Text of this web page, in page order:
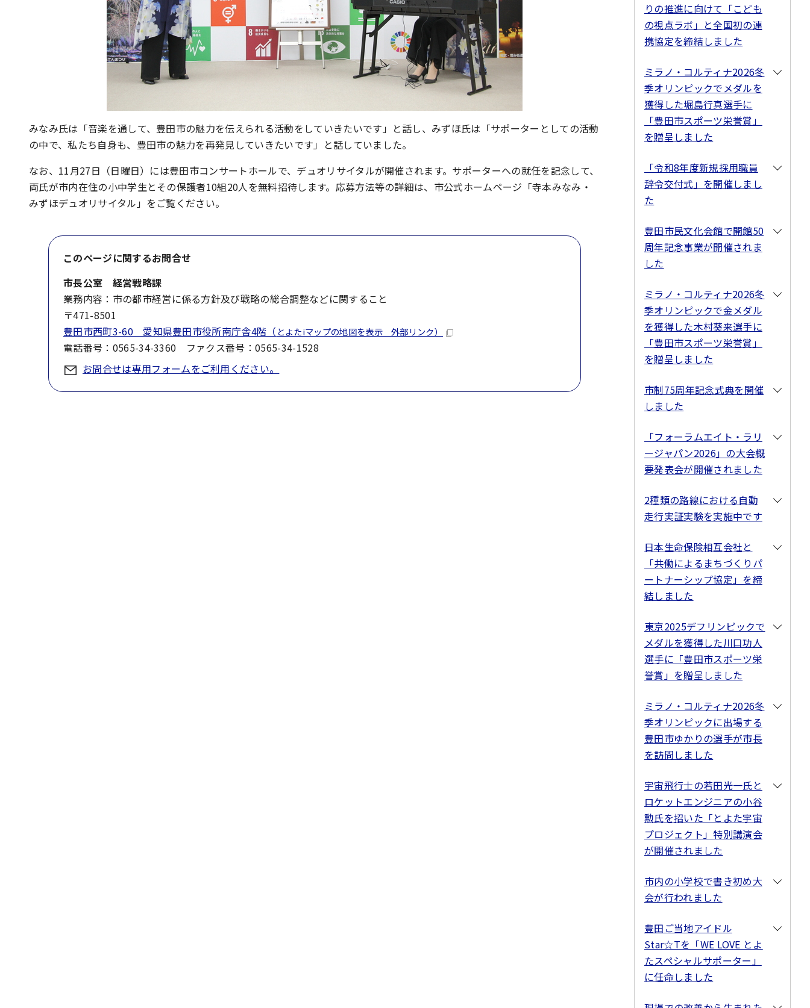
みなみ氏は「音楽を通して、豊田市の魅力を伝えられる活動をしていきたいです」と話し、みずほ氏は「サポーターとしての活動
の中で、私たち自身も、豊田市の魅力を再発見していきたいです」と話していました。
なお、11月27日（日曜日）には豊田市コンサートホールで、デュオリサイタルが開催されます。サポーターへの就任を記念して、
両氏が市内在住の小中学生とその保護者10組20人を無料招待します。応募方法等の詳細は、市公式ホームページ「寺本みなみ・
みずほデュオリサイタル」をご覧ください。
このページに関するお問合せ
市長公室 経営戦略課
業務内容：市の都市経営に係る方針及び戦略の総合調整などに関すること
〒471-8501
豊田市西町3-60 愛知県豊田市役所南庁舎4階（ とよたiマップの地図を表示 外部リンク）
電話番号：0565-34-3360 ファクス番号：0565-34-1528
お問合せは専用フォームをご利用ください。
りの推進に向けて「こども
の視点ラボ」と全国初の連
携協定を締結しました
ミラノ・コルティナ2026冬
季オリンピックでメダルを
獲得した堀島行真選手に
「豊田市スポーツ栄誉賞」
を贈呈しました
「令和8年度新規採用職員
辞令交付式」を開催しまし
た
豊田市民文化会館で開館50
周年記念事業が開催されま
した
ミラノ・コルティナ2026冬
季オリンピックで金メダル
を獲得した木村葵来選手に
「豊田市スポーツ栄誉賞」
を贈呈しました
市制75周年記念式典を開催
しました
「フォーラムエイト・ラリ
ージャパン2026」の大会概
要発表会が開催されました
2種類の路線における自動
走行実証実験を実施中です
日本生命保険相互会社と
「共働によるまちづくりパ
ートナーシップ協定」を締
結しました
東京2025デフリンピックで
メダルを獲得した川口功人
選手に「豊田市スポーツ栄
誉賞」を贈呈しました
ミラノ・コルティナ2026冬
季オリンピックに出場する
豊田市ゆかりの選手が市長
を訪問しました
宇宙飛行士の若田光一氏と
ロケットエンジニアの小谷
勲氏を招いた「とよた宇宙
プロジェクト」特別講演会
が開催されました
市内の小学校で書き初め大
会が行われました
豊田ご当地アイドル
Star☆Tを「WE LOVE とよ
たスペシャルサポーター」
に任命しました